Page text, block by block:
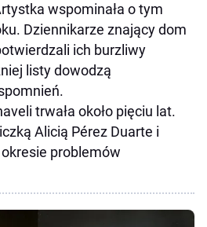
wspominała o tym
Dziennikarze znający dom
ich burzliwy
listy dowodzą
trwała około pięciu lat.
Alicią Pérez Duarte i
problemów